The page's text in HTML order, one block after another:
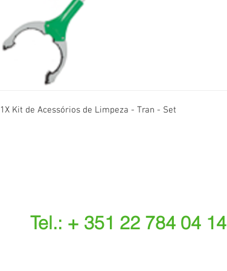
1X Kit de Acessórios de Limpeza - Tran - Set
Tel.: + 351 22 784 04 14